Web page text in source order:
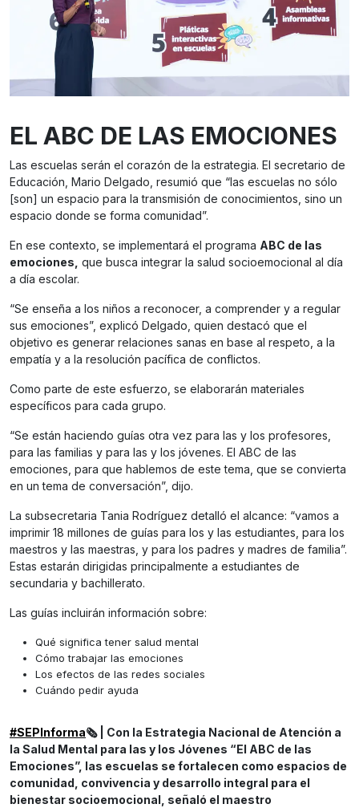
EL ABC DE LAS EMOCIONES
Las escuelas serán el corazón de la estrategia. El secretario de
Educación, Mario Delgado, resumió que “las escuelas no sólo
[son] un espacio para la transmisión de conocimientos, sino un
espacio donde se forma comunidad”.
En ese contexto, se implementará el programa ABC de las
emociones, que busca integrar la salud socioemocional al día
a día escolar.
“Se enseña a los niños a reconocer, a comprender y a regular
sus emociones”, explicó Delgado, quien destacó que el
objetivo es generar relaciones sanas en base al respeto, a la
empatía y a la resolución pacífica de conflictos.
Como parte de este esfuerzo, se elaborarán materiales
específicos para cada grupo.
“Se están haciendo guías otra vez para las y los profesores,
para las familias y para las y los jóvenes. El ABC de las
emociones, para que hablemos de este tema, que se convierta
en un tema de conversación”, dijo.
La subsecretaria Tania Rodríguez detalló el alcance: “vamos a
imprimir 18 millones de guías para los y las estudiantes, para los
maestros y las maestras, y para los padres y madres de familia”.
Estas estarán dirigidas principalmente a estudiantes de
secundaria y bachillerato.
Las guías incluirán información sobre:
Qué significa tener salud mental
Cómo trabajar las emociones
Los efectos de las redes sociales
Cuándo pedir ayuda
#SEPInforma🗞️ | Con la Estrategia Nacional de Atención a
la Salud Mental para las y los Jóvenes “El ABC de las
Emociones”, las escuelas se fortalecen como espacios de
comunidad, convivencia y desarrollo integral para el
bienestar socioemocional, señaló el maestro